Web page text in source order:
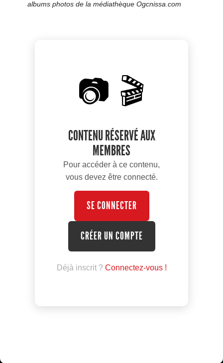
albums photos de la médiathèque Ogcnissa.com
📷 🎬
CONTENU RÉSERVÉ AUX
MEMBRES
Pour accéder à ce contenu,
vous devez être connecté.
SE CONNECTER
CRÉER UN COMPTE
Déjà inscrit ? Connectez-vous !